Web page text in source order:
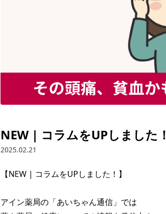
NEW | コラムをUPしました！
2025.02.21
【NEW | コラムをUPしました！】
アイン薬局の「あいちゃん通信」では